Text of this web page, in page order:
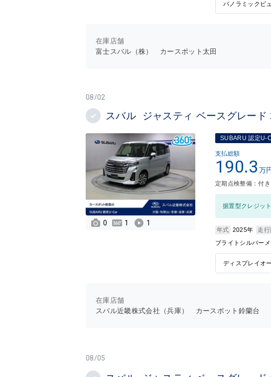
パノラミックビ
在庫店舗
富士スバル（株） カースポット太田
08/02
スバル ジャスティ ベースグレー
0 1 1
SUBARU 認定U-
支払総額
190.3 万
定期点検整備：付き
据置型クレジッ
年式 2025年 走
ブライトシルバー
ディスプレイオ
在庫店舗
スバル近畿株式会社（兵庫） カースポット鈴蘭台
08/05